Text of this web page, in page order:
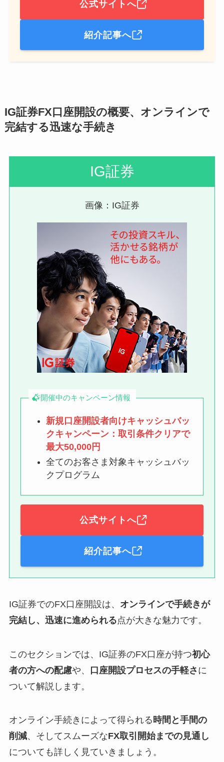
公式サイトへ
紹介記事へ
IG証券FX口座開設の概要、オンラインで
完結する迅速な手続き
IG証券
画像：IG証券
開催中のキャンペーン情報
新規口座開設者向けキャッシュバッ
クキャンペーン：取引条件クリアで
最大50,000円
全てのお客さま対象キャッシュバッ
クプログラム
公式サイトへ
紹介記事へ
IG証券でのFX口座開設は、 オンラインで手続きが
完結し、迅速に進められる点が大きな魅力です。
このセクションでは、IG証券のFX口座が持つ初心
者の方への配慮や、 口座開設プロセスの手軽さ に
ついて解説します。
オンライン手続きによって得られる時間と手間の
削減、そしてスムーズなFX取引開始までの見通し
についても詳しく見ていきましょう。